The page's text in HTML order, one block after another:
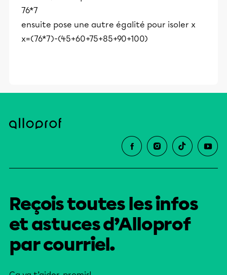
76*7
ensuite pose une autre égalité pour isoler x
x=(76*7)-(45+60+75+85+90+100)
Reçois toutes les infos
et astuces d’Alloprof
par courriel.